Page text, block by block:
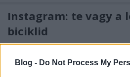
Blog - Do Not Process My
Instagram: te vagy a
biciklid
halar•2012. november 17.